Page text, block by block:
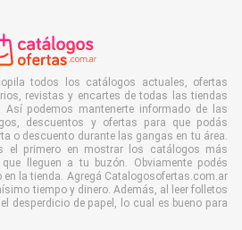
todos los catálogos actuales, ofertas
revistas y encartes de todas las tiendas
Así podemos mantenerte informado de las
descuentos y ofertas para que podás
o descuento durante las gangas en tu área.
el primero en mostrar los catálogos más
lleguen a tu buzón. Obviamente podés
en la tienda. Agregá Catalogosofertas.com.ar
tiempo y dinero. Además, al leer folletos
desperdicio de papel, lo cual es bueno para